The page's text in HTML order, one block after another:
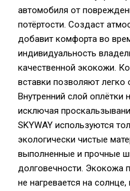
автомобиля от
потёртости. Создаст
добавит комфорта во
индивидуальность
качественной экокожи.
вставки позволяют легко
Внутренний слой оплётки
исключая
SKYWAY используются
экологически чистые
выполненные и прочные
долговечности. Экокожа
не нагревается на